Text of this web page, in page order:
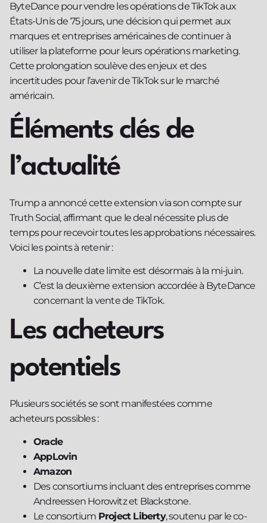
ByteDance pour vendre les opérations de TikTok aux
États-Unis de 75 jours, une décision qui permet aux
marques et entreprises américaines de continuer à
utiliser la plateforme pour leurs opérations marketing.
Cette prolongation soulève des enjeux et des
incertitudes pour l’avenir de TikTok sur le marché
américain.
Éléments clés de
l’actualité
Trump a annoncé cette extension via son compte sur
Truth Social, affirmant que le deal nécessite plus de
temps pour recevoir toutes les approbations nécessaires.
Voici les points à retenir :
La nouvelle date limite est désormais à la mi-juin.
C’est la deuxième extension accordée à ByteDance
concernant la vente de TikTok.
Les acheteurs
potentiels
Plusieurs sociétés se sont manifestées comme
acheteurs possibles :
Oracle
AppLovin
Amazon
Des consortiums incluant des entreprises comme
Andreessen Horowitz et Blackstone.
Le consortium Project Liberty, soutenu par le co-